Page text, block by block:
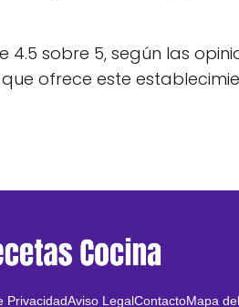
sobre 5, según las
ofrece este
PrivacidadAviso LegalContactoMapa